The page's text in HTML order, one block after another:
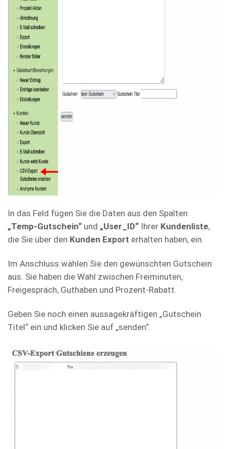
In das Feld fügen Sie die Daten aus den Spalten
„Temp-Gutschein“ und „User_ID“ Ihrer Kundenliste,
die Sie über den Kunden Export erhalten haben, ein.
Im Anschluss wählen Sie den gewünschten Gutschein
aus. Sie haben die Wahl zwischen Freiminuten,
Freigespräch, Guthaben und Prozent-Rabatt.
Geben Sie noch einen aussagekräftigen „Gutschein
Titel“ ein und klicken Sie auf „senden“.